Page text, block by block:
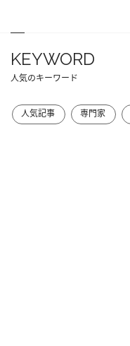
KEYWORD
人気のキーワード
人気記事 専門家